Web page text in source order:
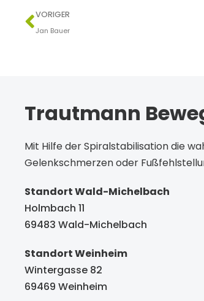
VORIGER
Jan Bauer
Trautmann
Mit Hilfe der Spiralstabilisation die
Gelenkschmerzen oder
Standort Wald-Michelbach
Holmbach 11
69483 Wald-Michelbach
Standort Weinheim
Wintergasse 82
69469 Weinheim